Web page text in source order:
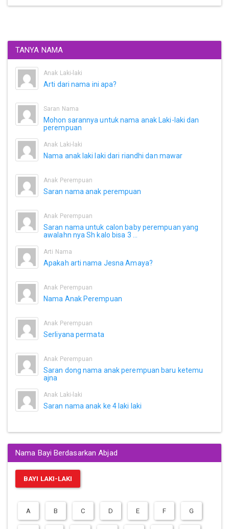
TANYA NAMA
Anak Laki-laki
Arti dari nama ini apa?
Saran Nama
Mohon sarannya untuk nama anak Laki-laki dan
perempuan
Anak Laki-laki
Nama anak laki laki dari riandhi dan mawar
Anak Perempuan
Saran nama anak perempuan
Anak Perempuan
Saran nama untuk calon baby perempuan yang
awalahn nya Sh kalo bisa 3 ...
Arti Nama
Apakah arti nama Jesna Amaya?
Anak Perempuan
Nama Anak Perempuan
Anak Perempuan
Serliyana permata
Anak Perempuan
Saran dong nama anak perempuan baru ketemu
ajna
Anak Laki-laki
Saran nama anak ke 4 laki laki
Nama Bayi Berdasarkan Abjad
BAYI LAKI-LAKI
A B C D E F G